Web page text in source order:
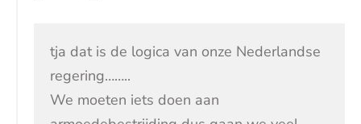
tja dat is de logica van onze Nederlandse
regering……..
We moeten iets doen aan